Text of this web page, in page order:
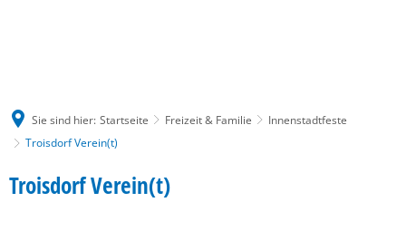
Sie sind hier: Startseite Freizeit & Familie
Innenstadtfeste
Troisdorf Verein(t)
Troisdorf
Troisdorf Verein(t)